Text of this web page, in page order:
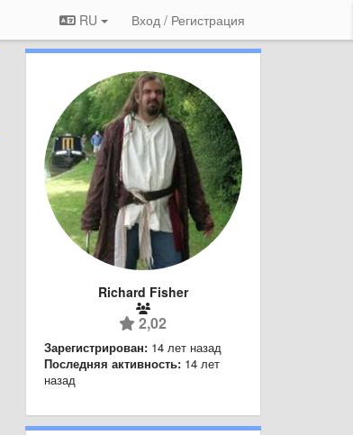
RU Вход / Регистрация
Richard Fisher
2,02
Зарегистрирован: 14 лет назад
Последняя активность: 14 лет
назад